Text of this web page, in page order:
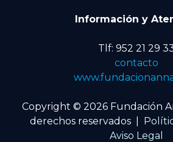
Información y
Tlf: 952 21 29
contacto
Copyright © 2026 Fundación
derechos reservados |
Aviso Legal